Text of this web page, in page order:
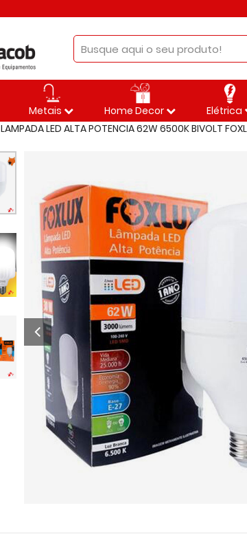
Metais Home Decor Elétrica
LAMPADA LED ALTA POTENCIA 62W 6500K BIVOLT